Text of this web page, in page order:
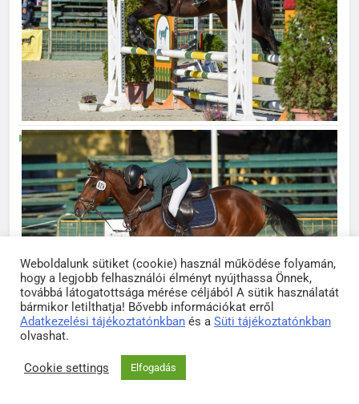
Weboldalunk sütiket (cookie) használ működése folyamán,
hogy a legjobb felhasználói élményt nyújthassa Önnek,
továbbá látogatottsága mérése céljából A sütik használatát
bármikor letilthatja! Bővebb információkat erről
Adatkezelési tájékoztatónkban és a Süti tájékoztatónkban
olvashat.
Cookie settings Elfogadás